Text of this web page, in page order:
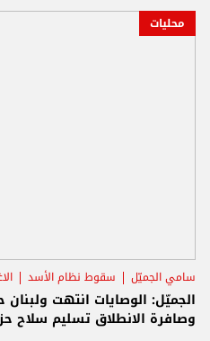
محليات
سامي الجميّل سقوط نظام الأسد
الجميّل: الوصايات انتهت
وصافرة الانطلاق تسليم سلاح